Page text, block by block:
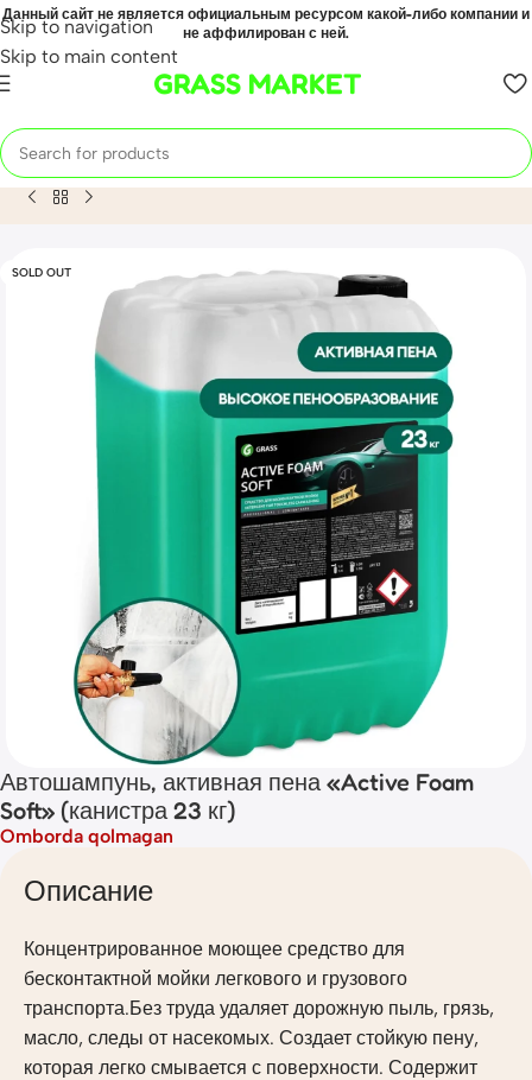
Skip to navigation
Skip to main content
Данный сайт не является официальным ресурсом какой-либо компании и
не аффилирован с ней.
GRASS MARKET
Home Mahsulot Автошампунь, активная пена «Active
SOLD OUT
Автошампунь, активная пена «Active Foam
Soft» (канистра 23 кг)
Omborda qolmagan
Описание
Концентрированное моющее средство для
бесконтактной мойки легкового и грузового
транспорта.Без труда удаляет дорожную пыль, грязь,
масло, следы от насекомых. Создает стойкую пену,
которая легко смывается с поверхности. Содержит